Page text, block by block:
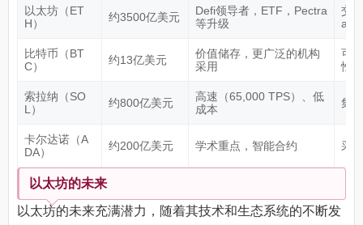
以太坊（ET
H）
约3500亿美元
Defi领导者，ETF，Pectra
等升级
交
a）
比特币（BT
C）
约13亿美元
价值储存，更广泛的机构
采用
可
性
索拉纳（SO
L）
约800亿美元
高速（65,000 TPS）、低
成本
集
卡尔达诺（A
DA）
约200亿美元 学术重点，智能合约 采
以太坊的未来
以太坊的未来充满潜力，随着其技术和生态系统的不断发